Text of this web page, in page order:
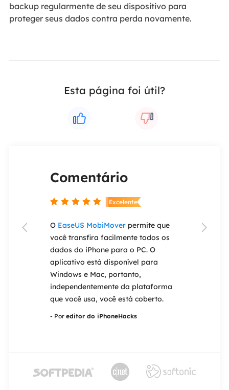
backup regularmente de seu dispositivo para
proteger seus dados contra perda novamente.
Esta página foi útil?
Wizard
Comentário
 Excelente
O EaseUS MobiMoverpermite que
você transfira facilmente todos os
dados do iPhone para o PC. O
aplicativo está disponível para
Windows e Mac, portanto,
independentemente da plataforma
que você usa, você está coberto.
- Por editor do iPhoneHacks
Se você
 
  